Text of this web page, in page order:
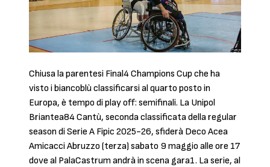
Chiusa la parentesi Final4 Champions Cup che ha
visto i biancoblù classificarsi al quarto posto in
Europa, è tempo di play off: semifinali. La Unipol
Briantea84 Cantù, seconda classificata della regular
season di Serie A Fipic 2025-26, sfiderà Deco Acea
Amicacci Abruzzo (terza) sabato 9 maggio alle ore 17
dove al PalaCastrum andrà in scena gara1. La serie, al